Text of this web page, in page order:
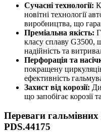
Сучасні технології:
новітні технології
виробництва, що
Преміальна якість:
класу сплаву G3500,
надійність та
Перфорація та
покращену
ефективність
Захист від корозії:
що запобігає корозії
Переваги
PDS.44175